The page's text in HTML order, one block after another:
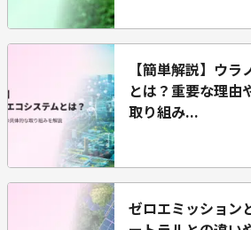
【簡単解説】ウ
とは？重要な理由
取り組み...
ゼロエミッション